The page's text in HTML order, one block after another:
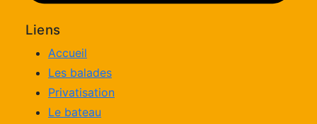
Liens
Accueil
Les balades
Privatisation
Le bateau